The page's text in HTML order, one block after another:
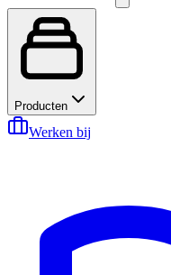
Producten
Werken bij